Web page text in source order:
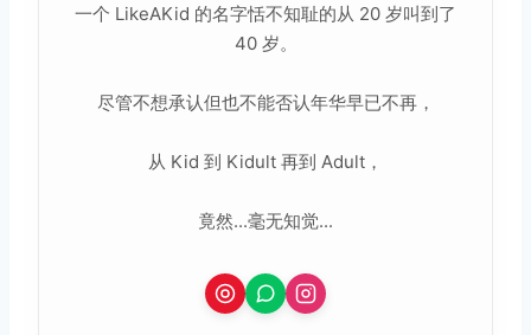
一个 LikeAKid 的名字恬不知耻的从 20 岁叫到了
40 岁。
尽管不想承认但也不能否认年华早已不再，
从 Kid 到 Kidult 再到 Adult，
竟然...毫无知觉...